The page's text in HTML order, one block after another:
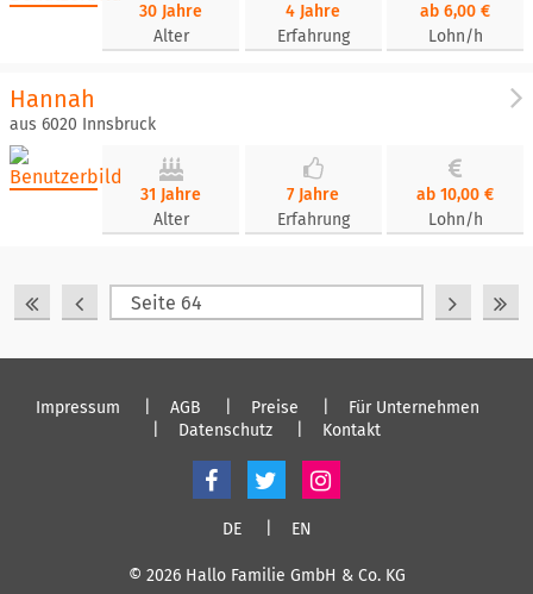
30 Jahre
Alter
4 Jahre
Erfahrung
ab 6,00 €
Lohn/h
Hannah
aus 6020 Innsbruck
31 Jahre
Alter
7 Jahre
Erfahrung
ab 10,00 €
Lohn/h
Impressum AGB Preise
Für Unternehmen
Datenschutz
Kontakt
DE EN
© 2026 Hallo Familie GmbH & Co. KG